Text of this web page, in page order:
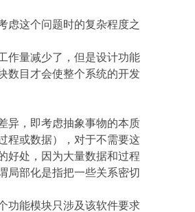
虑这个问题时的复杂程度之
作量减少了，但是设计功能
数目才会使整个系统的开发
异，即考虑抽象事物的本质
程或数据），对于不需要这
好处，因为大量数据和过程
局部化是指把一些关系密切
功能模块只涉及该软件要求